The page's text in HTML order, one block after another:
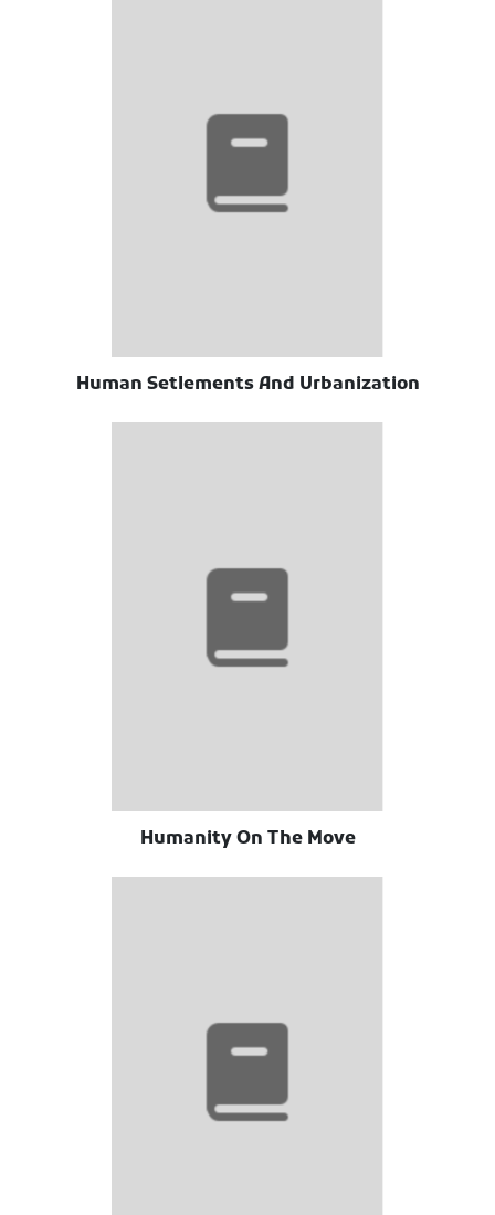
Human Setlements And Urbanization
Humanity On The Move